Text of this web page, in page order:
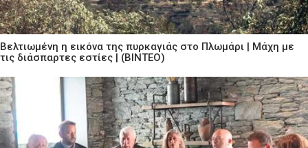
Βελτιωμένη η εικόνα της πυρκαγιάς στο Πλωμάρι | Μάχη με
τις διάσπαρτες εστίες | (ΒΙΝΤΕΟ)